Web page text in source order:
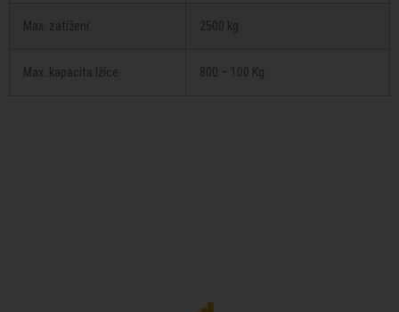
Max. zatížení: 2500 kg
Max. kapacita lžíce: 800 – 100 Kg